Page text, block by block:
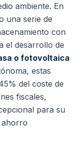
ambiente. En
una serie de
con
el desarrollo de
o fotovoltaica
estas
del coste de
fiscales,
para su
ahorro